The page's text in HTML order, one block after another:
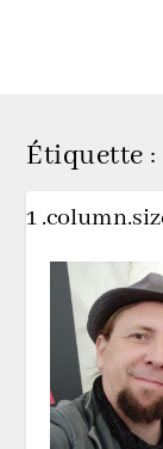
Étiquette :